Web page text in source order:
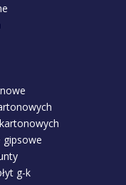
gipsowe
g-k